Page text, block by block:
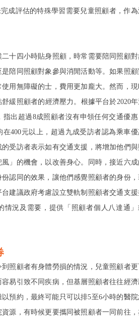
成評估的特殊學習需要兒童照顧者，作
十四小時貼身照顧，時常需要陪同照顧
陪同照顧對象參與消閒活動等。如果照
用無障礙的士，費用更加龐大。然而，
緩照顧者的經濟壓力。根據平台於2020
指出超過8成照顧者沒有申領任何交通優惠
400元以上，超過九成受訪者認為乘車
受訪者表示如有交通支援，將增加他們
」的機會，以改善身心。同時，接近六
認同的效果，讓他們感覺照顧者的身份
建議政府考慮設立雙軌制照顧者交通支
情況及需要，提供「照顧者個人八達通」
照顧者有身體勞損的情況，兒童照顧者
易引致不同疾病，但基層照顧者往往經
預約，最終可能只可以排5至6小時的醫
源，有時候更要攜同被照顧者一同前往